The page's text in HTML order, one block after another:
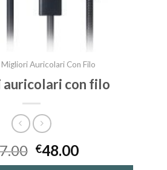
Migliori Auricolari Con Filo
con filo
€48.00